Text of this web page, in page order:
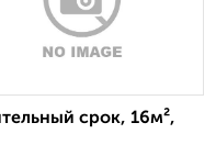
срок, 16м²,